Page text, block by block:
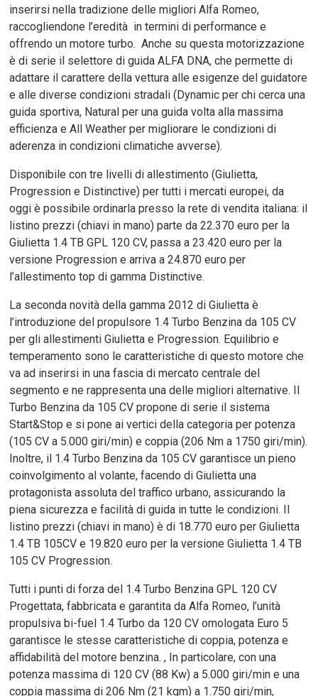
inserirsi nella tradizione delle migliori Alfa Romeo,
raccogliendone l’eredità in termini di performance e
offrendo un motore turbo. Anche su questa motorizzazione
è di serie il selettore di guida ALFA DNA, che permette di
adattare il carattere della vettura alle esigenze del guidatore
e alle diverse condizioni stradali (Dynamic per chi cerca una
guida sportiva, Natural per una guida volta alla massima
efficienza e All Weather per migliorare le condizioni di
aderenza in condizioni climatiche avverse).
Disponibile con tre livelli di allestimento (Giulietta,
Progression e Distinctive) per tutti i mercati europei, da
oggi è possibile ordinarla presso la rete di vendita italiana: il
listino prezzi (chiavi in mano) parte da 22.370 euro per la
Giulietta 1.4 TB GPL 120 CV, passa a 23.420 euro per la
versione Progression e arriva a 24.870 euro per
l’allestimento top di gamma Distinctive.
La seconda novità della gamma 2012 di Giulietta è
l’introduzione del propulsore 1.4 Turbo Benzina da 105 CV
per gli allestimenti Giulietta e Progression. Equilibrio e
temperamento sono le caratteristiche di questo motore che
va ad inserirsi in una fascia di mercato centrale del
segmento e ne rappresenta una delle migliori alternative. Il
Turbo Benzina da 105 CV propone di serie il sistema
Start&Stop e si pone ai vertici della categoria per potenza
(105 CV a 5.000 giri/min) e coppia (206 Nm a 1750 giri/min).
Inoltre, il 1.4 Turbo Benzina da 105 CV garantisce un pieno
coinvolgimento al volante, facendo di Giulietta una
protagonista assoluta del traffico urbano, assicurando la
piena sicurezza e facilità di guida in tutte le condizioni. Il
listino prezzi (chiavi in mano) è di 18.770 euro per Giulietta
1.4 TB 105CV e 19.820 euro per la versione Giulietta 1.4 TB
105 CV Progression.
Tutti i punti di forza del 1.4 Turbo Benzina GPL 120 CV
Progettata, fabbricata e garantita da Alfa Romeo, l’unità
propulsiva bi-fuel 1.4 Turbo da 120 CV omologata Euro 5
garantisce le stesse caratteristiche di coppia, potenza e
affidabilità del motore benzina. , In particolare, con una
potenza massima di 120 CV (88 Kw) a 5.000 giri/min e una
coppia massima di 206 Nm (21 kgm) a 1.750 giri/min,